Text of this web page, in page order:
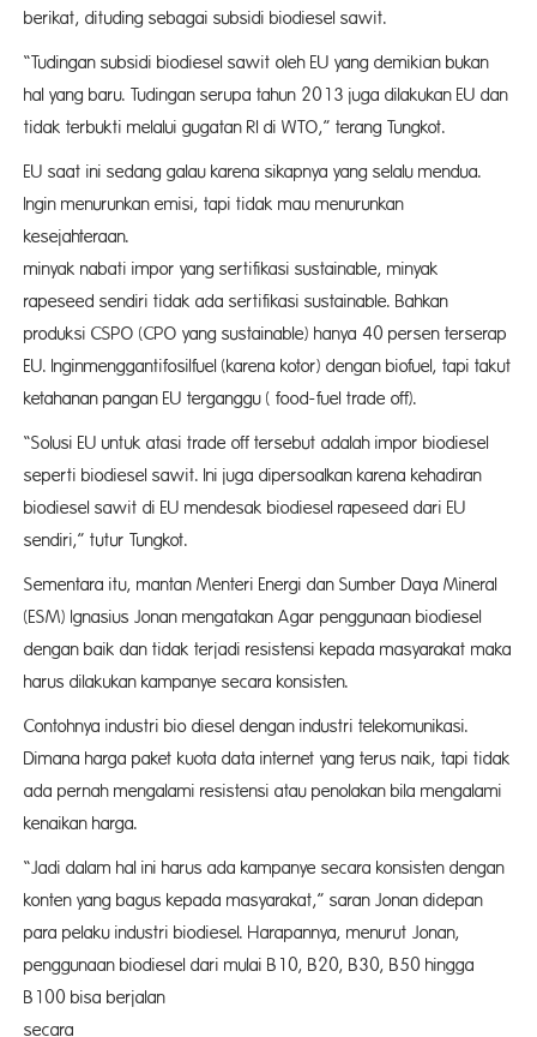
berikat, dituding sebagai subsidi biodiesel sawit.
“Tudingan subsidi biodiesel sawit oleh EU yang demikian bukan
hal yang baru. Tudingan serupa tahun 2013 juga dilakukan EU dan
tidak terbukti melalui gugatan RI di WTO,” terang Tungkot.
EU saat ini sedang galau karena sikapnya yang selalu mendua.
Ingin menurunkan emisi, tapi tidak mau menurunkan
minyak nabati impor yang sertifikasi sustainable, minyak
rapeseed sendiri tidak ada sertifikasi sustainable. Bahkan
produksi CSPO (CPO yang sustainable) hanya 40 persen terserap
EU. Inginmenggantifosilfuel (karena kotor) dengan biofuel, tapi takut
ketahanan pangan EU terganggu ( food-fuel trade off).
“Solusi EU untuk atasi trade off tersebut adalah impor biodiesel
seperti biodiesel sawit. Ini juga dipersoalkan karena kehadiran
biodiesel sawit di EU mendesak biodiesel rapeseed dari EU
sendiri,” tutur Tungkot.
Sementara itu, mantan Menteri Energi dan Sumber Daya Mineral
(ESM) Ignasius Jonan mengatakan Agar penggunaan biodiesel
dengan baik dan tidak terjadi resistensi kepada masyarakat maka
harus dilakukan kampanye secara konsisten.
Contohnya industri bio diesel dengan industri telekomunikasi.
Dimana harga paket kuota data internet yang terus naik, tapi tidak
ada pernah mengalami resistensi atau penolakan bila mengalami
kenaikan harga.
“Jadi dalam hal ini harus ada kampanye secara konsisten dengan
konten yang bagus kepada masyarakat,” saran Jonan didepan
para pelaku industri biodiesel. Harapannya, menurut Jonan,
penggunaan biodiesel dari mulai B10, B20, B30, B50 hingga
B100 bisa berjalan
secara